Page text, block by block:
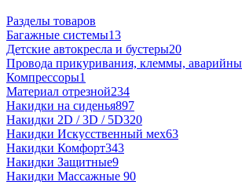
Разделы товаров
Багажные системы13
Детские автокресла и бустеры20
Провода прикуривания, клеммы,
Компрессоры1
Материал отрезной234
Накидки на сиденья897
Накидки 2D / 3D / 5D320
Накидки Искусственный мех63
Накидки Комфорт343
Накидки Защитные9
Накидки Массажные 90